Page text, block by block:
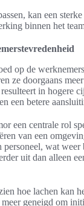
kan een
binnen het
op de
ze doorgaans
in hogere
een betere
een centrale rol
van een
wat weer
uit dan alleen
hoe lachen
geneigd om